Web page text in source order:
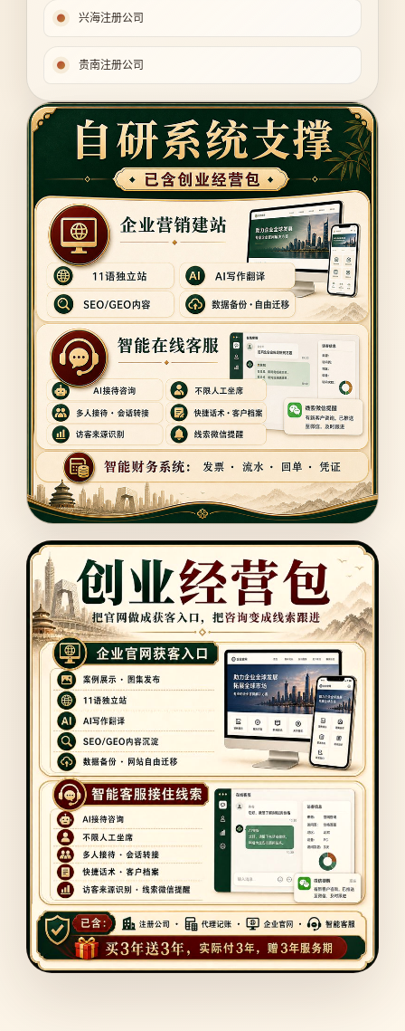
兴海注册公司
贵南注册公司